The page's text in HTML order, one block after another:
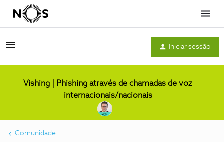
Menu
Iniciar sessão
Vishing | Phishing através de chamadas de voz
internacionais/nacionais
Comunidade